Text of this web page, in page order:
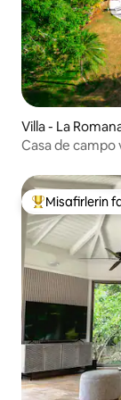
Villa - La
Casa de campo
Misafirlerin
Misafirlerin